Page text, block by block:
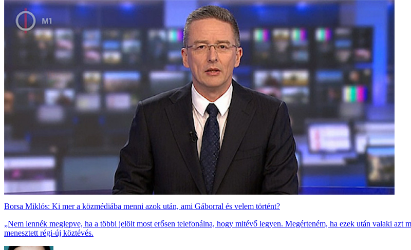
Borsa Miklós: Ki mer a közmédiába menni azok után, ami Gáborral és velem történt?
„Nem lennék meglepve, ha a többi jelölt most erősen telefonálna, hogy mitévő legyen. Megérteném, ha ezek után valaki azt
menesztett régi-új köztévés.